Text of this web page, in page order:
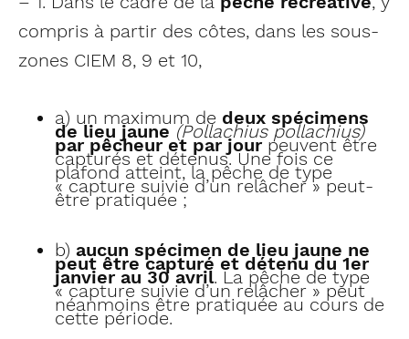
compris à partir des côtes, dans les sous-
zones CIEM 8, 9 et 10,
a) un maximum de deux spécimens
de lieu jaune (Pollachius pollachius)
par pêcheur et par jourpeuvent être
capturés et détenus. Une fois ce
plafond atteint, la pêche de type
« capture suivie d’un relâcher » peut-
être pratiquée ;
b) aucun spécimen de lieu jaune ne
peut être capturé et détenu du 1er
janvier au 30 avril. La pêche de type
« capture suivie d’un relâcher » peut
néanmoins être pratiquée au cours de
cette période.